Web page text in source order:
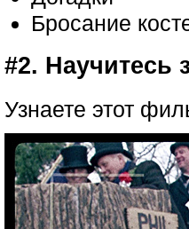
Бросание
#2. Научитесь
Узнаете этот